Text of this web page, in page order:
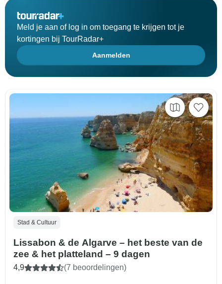
Meld je aan of log in om toegang te krijgen tot je
kortingen bij TourRadar+
Aanmelden
Stad & Cultuur
Lissabon & de Algarve – het beste van de
zee & het platteland – 9 dagen
4,9 (7 beoordelingen)